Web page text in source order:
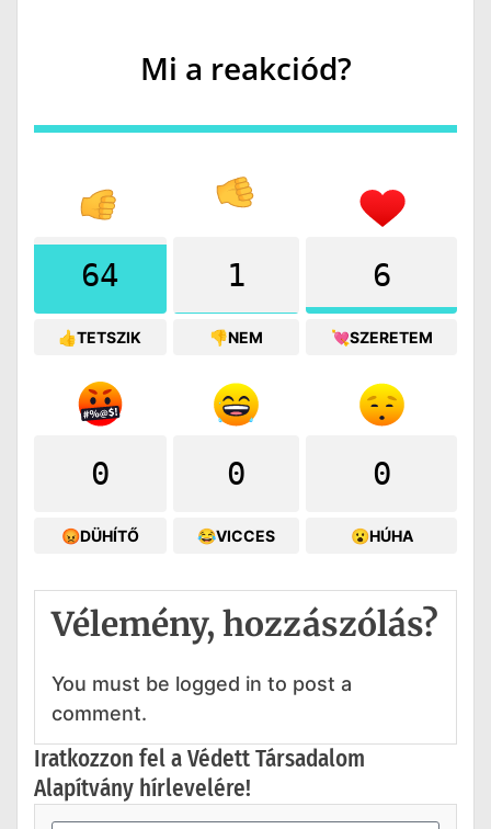
Mi a reakciód?
64
👍TETSZIK
1
👎NEM
6
💘SZERETEM
0
😡DÜHÍTŐ
0
😂VICCES
0
😮HÚHA
Vélemény, hozzászólás?
You must be logged in to post a
comment.
Iratkozzon fel a Védett Társadalom
Alapítvány hírlevelére!